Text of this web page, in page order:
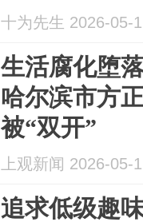
十为先生 2026-05-
生活腐化堕
哈尔滨市方
被“双开”
上观新闻 2026-05-
追求低级趣